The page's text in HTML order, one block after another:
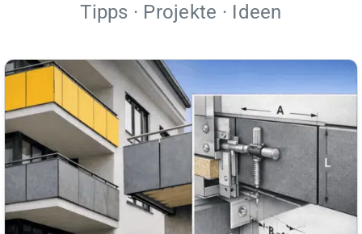
Tipps · Projekte · Ideen